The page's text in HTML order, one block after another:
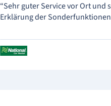
“Sehr guter Service vor Ort
Erklärung der